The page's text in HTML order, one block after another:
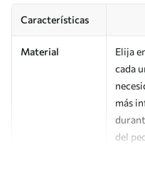
Características
Material
Elija
cada
más
del